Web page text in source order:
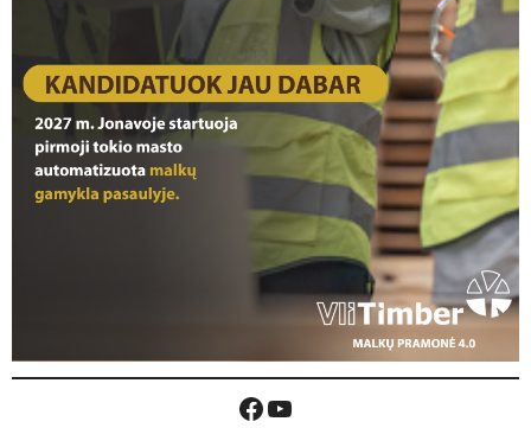
Facebook
YouTube